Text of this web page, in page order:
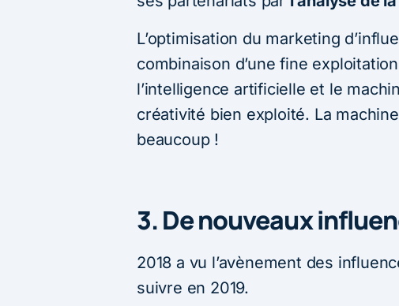
L’optimisation du marketing
combinaison d’une fine
l’intelligence artificielle et le
créativité bien exploité. La
beaucoup !
3. De nouveaux
2018 a vu l’avènement des
suivre en 2019.